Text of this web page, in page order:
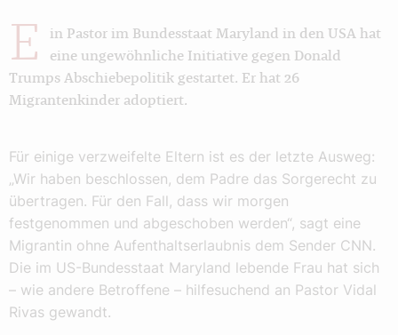
E
in Pastor im Bundesstaat Maryland in den USA hat
eine ungewöhnliche Initiative gegen Donald
Trumps Abschiebepolitik gestartet. Er hat 26
Migrantenkinder adoptiert.
Für einige verzweifelte Eltern ist es der letzte Ausweg:
„Wir haben beschlossen, dem Padre das Sorgerecht zu
übertragen. Für den Fall, dass wir morgen
festgenommen und abgeschoben werden“, sagt eine
Migrantin ohne Aufenthaltserlaubnis dem Sender CNN.
Die im US-Bundesstaat Maryland lebende Frau hat sich
– wie andere Betroffene – hilfesuchend an Pastor Vidal
Rivas gewandt.